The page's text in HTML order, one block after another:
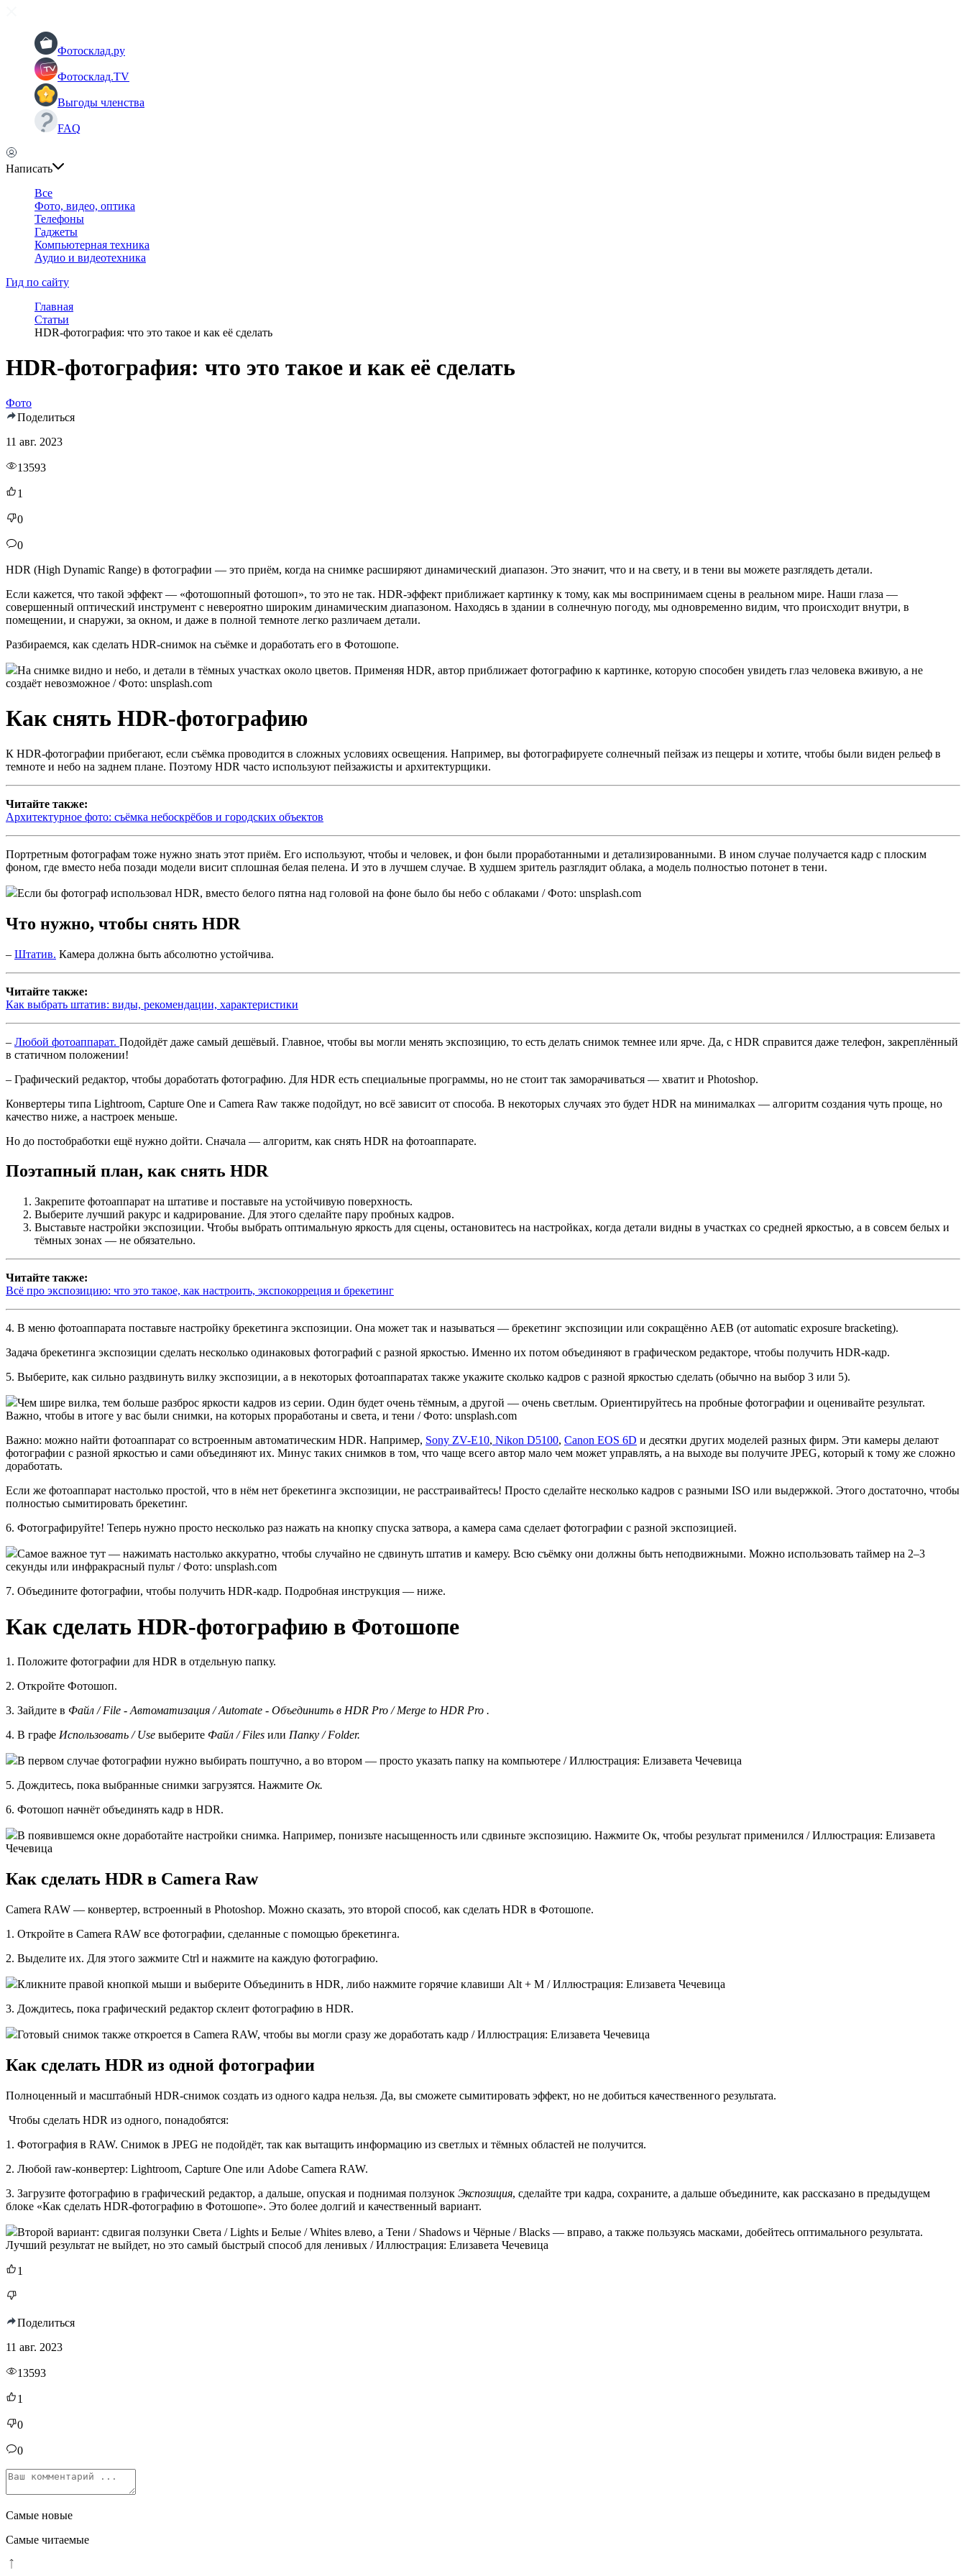
Фотосклад.ру
Фотосклад.TV
Выгоды членства
FAQ
Написать
Все
Фото, видео, оптика
Телефоны
Гаджеты
Компьютерная техника
Аудио и видеотехника
Гид по сайту
Главная
Статьи
HDR-фотография: что это такое и как её сделать
HDR-фотография: что это такое и как её сделать
Фото
Поделиться
11 авг. 2023
13593
1
0
0
HDR (High Dynamic Range) в фотографии — это приём, когда на снимке расширяют динамический диапазон. Это значит, что и на свету, и в тени вы можете разглядеть детали.
Если кажется, что такой эффект — «фотошопный фотошоп», то это не так. HDR-эффект приближает картинку к тому, как мы воспринимаем сцены в реальном мире. Наши глаза —
совершенный оптический инструмент с невероятно широким динамическим диапазоном. Находясь в здании в солнечную погоду, мы одновременно видим, что происходит внутри, в
помещении, и снаружи, за окном, и даже в полной темноте легко различаем детали.
Разбираемся, как сделать HDR-снимок на съёмке и доработать его в Фотошопе.
На снимке видно и небо, и детали в тёмных участках около цветов. Применяя HDR, автор приближает фотографию к картинке, которую способен увидеть глаз человека вживую, а не
создаёт невозможное / Фото: unsplash.com
Как снять HDR-фотографию
К HDR-фотографии прибегают, если съёмка проводится в сложных условиях освещения. Например, вы фотографируете солнечный пейзаж из пещеры и хотите, чтобы были виден рельеф в
темноте и небо на заднем плане. Поэтому HDR часто используют пейзажисты и архитектурщики.
Читайте также:
Архитектурное фото: съёмка небоскрёбов и городских объектов
Портретным фотографам тоже нужно знать этот приём. Его используют, чтобы и человек, и фон были проработанными и детализированными. В ином случае получается кадр с плоским
фоном, где вместо неба позади модели висит сплошная белая пелена. И это в лучшем случае. В худшем зритель разглядит облака, а модель полностью потонет в тени.
Если бы фотограф использовал HDR, вместо белого пятна над головой на фоне было бы небо с облаками / Фото: unsplash.com
Что нужно, чтобы снять HDR
– Штатив. Камера должна быть абсолютно устойчива.
Читайте также:
Как выбрать штатив: виды, рекомендации, характеристики
– Любой фотоаппарат. Подойдёт даже самый дешёвый. Главное, чтобы вы могли менять экспозицию, то есть делать снимок темнее или ярче. Да, с HDR справится даже телефон, закреплённый
в статичном положении!
– Графический редактор, чтобы доработать фотографию. Для HDR есть специальные программы, но не стоит так заморачиваться — хватит и Photoshop.
Конвертеры типа Lightroom, Capture One и Camera Raw также подойдут, но всё зависит от способа. В некоторых случаях это будет HDR на минималках — алгоритм создания чуть проще, но
качество ниже, а настроек меньше.
Но до постобработки ещё нужно дойти. Сначала — алгоритм, как снять HDR на фотоаппарате.
Поэтапный план, как снять HDR
Закрепите фотоаппарат на штативе и поставьте на устойчивую поверхность.
Выберите лучший ракурс и кадрирование. Для этого сделайте пару пробных кадров.
Выставьте настройки экспозиции. Чтобы выбрать оптимальную яркость для сцены, остановитесь на настройках, когда детали видны в участках со средней яркостью, а в совсем белых и
тёмных зонах — не обязательно.
Читайте также:
Всё про экспозицию: что это такое, как настроить, экспокорреция и брекетинг
4. В меню фотоаппарата поставьте настройку брекетинга экспозиции. Она может так и называться — брекетинг экспозиции или сокращённо AEB (от automatic exposure bracketing).
Задача брекетинга экспозиции сделать несколько одинаковых фотографий с разной яркостью. Именно их потом объединяют в графическом редакторе, чтобы получить HDR-кадр.
5. Выберите, как сильно раздвинуть вилку экспозиции, а в некоторых фотоаппаратах также укажите сколько кадров с разной яркостью сделать (обычно на выбор 3 или 5).
Чем шире вилка, тем больше разброс яркости кадров из серии. Один будет очень тёмным, а другой — очень светлым. Ориентируйтесь на пробные фотографии и оценивайте результат.
Важно, чтобы в итоге у вас были снимки, на которых проработаны и света, и тени / Фото: unsplash.com
Важно: можно найти фотоаппарат со встроенным автоматическим HDR. Например, Sony ZV-E10, Nikon D5100, Canon EOS 6D и десятки других моделей разных фирм. Эти камеры делают
фотографии с разной яркостью и сами объединяют их. Минус таких снимков в том, что чаще всего автор мало чем может управлять, а на выходе вы получите JPEG, который к тому же сложно
доработать.
Если же фотоаппарат настолько простой, что в нём нет брекетинга экспозиции, не расстраивайтесь! Просто сделайте несколько кадров с разными ISO или выдержкой. Этого достаточно, чтобы
полностью сымитировать брекетинг.
6. Фотографируйте! Теперь нужно просто несколько раз нажать на кнопку спуска затвора, а камера сама сделает фотографии с разной экспозицией.
Самое важное тут — нажимать настолько аккуратно, чтобы случайно не сдвинуть штатив и камеру. Всю съёмку они должны быть неподвижными. Можно использовать таймер на 2–3
секунды или инфракрасный пульт / Фото: unsplash.com
7. Объедините фотографии, чтобы получить HDR-кадр. Подробная инструкция — ниже.
Как сделать HDR-фотографию в Фотошопе
1. Положите фотографии для HDR в отдельную папку.
2. Откройте Фотошоп.
3. Зайдите в Файл / File - Автоматизация / Automate - Объединить в HDR Pro / Merge to HDR Pro .
4. В графе Использовать / Use выберите Файл / Files или Папку / Folder.
В первом случае фотографии нужно выбирать поштучно, а во втором — просто указать папку на компьютере / Иллюстрация: Елизавета Чечевица
5. Дождитесь, пока выбранные снимки загрузятся. Нажмите Ок.
6. Фотошоп начнёт объединять кадр в HDR.
В появившемся окне доработайте настройки снимка. Например, понизьте насыщенность или сдвиньте экспозицию. Нажмите Ок, чтобы результат применился / Иллюстрация: Елизавета
Чечевица
Как сделать HDR в Camera Raw
Camera RAW — конвертер, встроенный в Photoshop. Можно сказать, это второй способ, как сделать HDR в Фотошопе.
1. Откройте в Camera RAW все фотографии, сделанные с помощью брекетинга.
2. Выделите их. Для этого зажмите Ctrl и нажмите на каждую фотографию.
Кликните правой кнопкой мыши и выберите Объединить в HDR, либо нажмите горячие клавиши Alt + M / Иллюстрация: Елизавета Чечевица
3. Дождитесь, пока графический редактор склеит фотографию в HDR.
Готовый снимок также откроется в Camera RAW, чтобы вы могли сразу же доработать кадр / Иллюстрация: Елизавета Чечевица
Как сделать HDR из одной фотографии
Полноценный и масштабный HDR-снимок создать из одного кадра нельзя. Да, вы сможете сымитировать эффект, но не добиться качественного результата.
Чтобы сделать HDR из одного, понадобятся:
1. Фотография в RAW. Снимок в JPEG не подойдёт, так как вытащить информацию из светлых и тёмных областей не получится.
2. Любой raw-конвертер: Lightroom, Capture One или Adobe Camera RAW.
3. Загрузите фотографию в графический редактор, а дальше, опуская и поднимая ползунок Экспозиция, сделайте три кадра, сохраните, а дальше объедините, как рассказано в предыдущем
блоке «Как сделать HDR-фотографию в Фотошопе». Это более долгий и качественный вариант.
Второй вариант: сдвигая ползунки Света / Lights и Белые / Whites влево, а Тени / Shadows и Чёрные / Blacks — вправо, а также пользуясь масками, добейтесь оптимального результата.
Лучший результат не выйдет, но это самый быстрый способ для ленивых / Иллюстрация: Елизавета Чечевица
1
Поделиться
11 авг. 2023
13593
1
0
0
Самые новые
Самые читаемые